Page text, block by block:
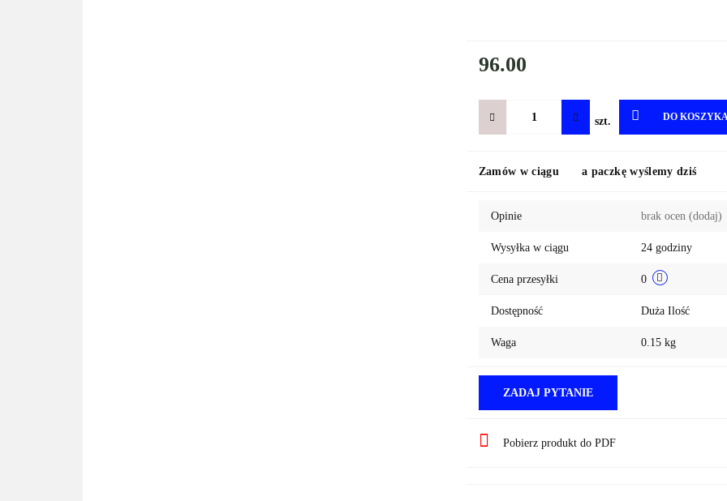
96.00
szt. DO
Zamów w ciągu a paczkę wyślemy dziś
Opinie brak ocen (dodaj)
Wysyłka w ciągu 24 godziny
Cena przesyłki 0
Dostępność Duża Ilość
Waga 0.15 kg
ZADAJ PYTANIE
Pobierz produkt do PDF